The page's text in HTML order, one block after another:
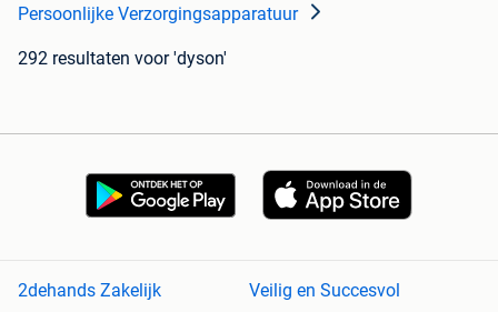
Persoonlijke Verzorgingsapparatuur
292 resultaten voor 'dyson'
2dehands Zakelijk
Veilig en Succesvol